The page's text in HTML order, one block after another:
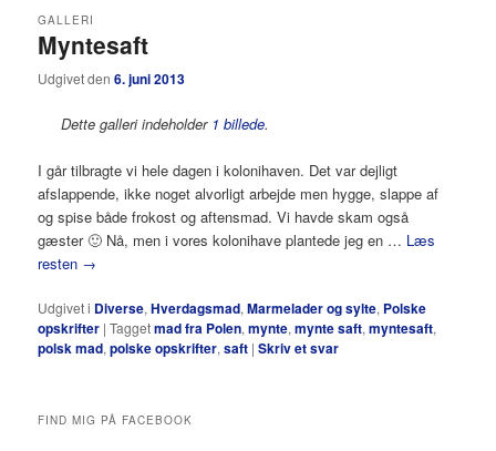
Myntesaft
GALLERI
Udgivet den6. juni 2013
Dette galleri indeholder 1 billede.
I går tilbragte vi hele dagen i kolonihaven. Det var dejligt
afslappende, ikke noget alvorligt arbejde men hygge, slappe af
og spise både frokost og aftensmad. Vi havde skam også
gæster 🙂 Nå, men i vores kolonihave plantede jeg en … Læs
resten →
Udgivet i Diverse,Hverdagsmad,Marmelader og sylte, Polske
opskrifter |Taggetmad fra Polen,mynte,mynte saft,myntesaft,
polsk mad,polske opskrifter,saft |Skriv et svar
FIND MIG PÅ FACEBOOK